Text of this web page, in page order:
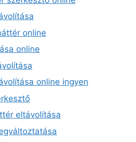
online
online
online ingyen
eltávolítása